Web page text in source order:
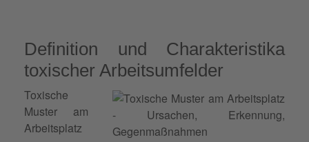
Definition und Charakteristika
toxischer Arbeitsumfelder
Toxische
Muster am
Arbeitsplatz